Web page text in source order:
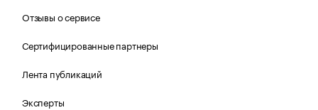
Отзывы о сервисе
Сертифицированные партнеры
Лента публикаций
Эксперты